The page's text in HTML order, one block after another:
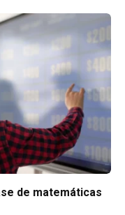
de matemáticas